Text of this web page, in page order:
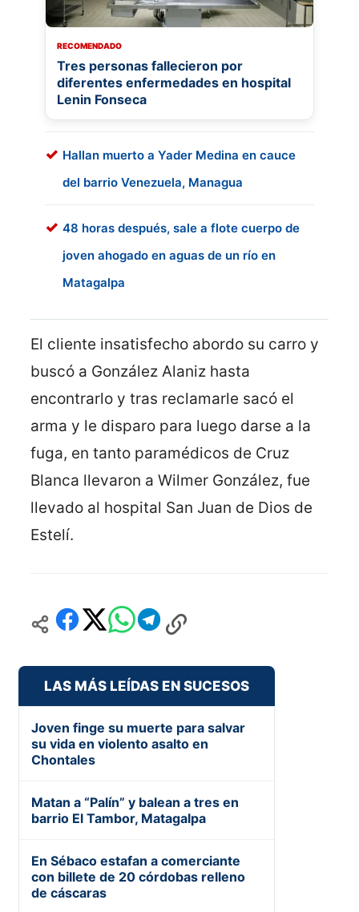
RECOMENDADO
Tres personas fallecieron por
diferentes enfermedades en hospital
Lenin Fonseca
Hallan muerto a Yader Medina en cauce
del barrio Venezuela, Managua
48 horas después, sale a flote cuerpo de
joven ahogado en aguas de un río en
Matagalpa
El cliente insatisfecho abordo su carro y
buscó a González Alaniz hasta
encontrarlo y tras reclamarle sacó el
arma y le disparo para luego darse a la
fuga, en tanto paramédicos de Cruz
Blanca llevaron a Wilmer González, fue
llevado al hospital San Juan de Dios de
Estelí.
LAS MÁS LEÍDAS EN SUCESOS
Joven finge su muerte para salvar
su vida en violento asalto en
Chontales
Matan a “Palín” y balean a tres en
barrio El Tambor, Matagalpa
En Sébaco estafan a comerciante
con billete de 20 córdobas relleno
de cáscaras